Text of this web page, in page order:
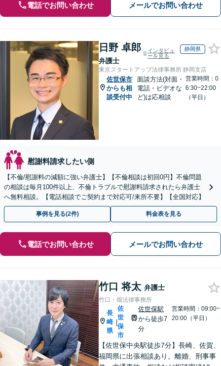
電話でお問い合わせ メールでお問い合わせ
日野 卓郎
弁護士
インタビュ
ーを見る
静岡県
東京スタートアップ法律事務所 静岡支店
佐世保市
からも相
談受付中
面談方法(対面・
電話・ビデオな
ど)は応相談
営業時間：0
6:30~22:00
（平日）
慰謝料請求したい側
【不倫/慰謝料の減額に強い弁護士】【不倫相談は初回0円】不倫問題
の相談は毎月100件以上、不倫トラブルで慰謝料請求されたら弁護士
へ無料相談。【電話相談でご契約まで対応可/来所不要】【全国対応】
事例を見る(2件) 料金表を見る
電話でお問い合わせ メールでお問い合わせ
竹口 将太 弁護士
竹口・堀法律事務所
長
崎
県
|
佐
世
保
市
佐世保駅
から徒歩7
分
営業時間：09:00~
20:00（平日）
【佐世保中央駅徒歩7分】長崎、佐賀、
福岡県に出張相談あり。離婚、刑事事